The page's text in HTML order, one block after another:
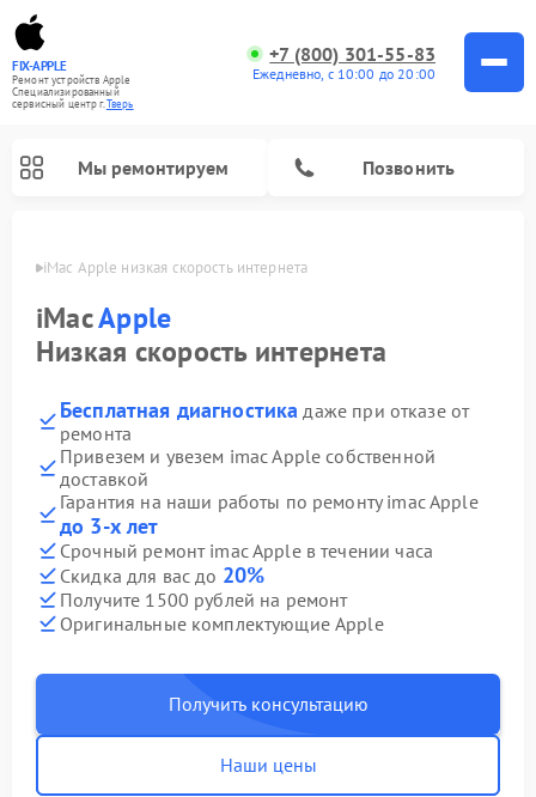
FIX-APPLE
Ремонт устройств Apple
Специализированный
cервисный центр г.Тверь
+7 (800) 301-55-83
Ежедневно, с 10:00 до 20:00
Мы ремонтируем Позвонить
iMac Apple низкая скорость интернета
iMacApple
Низкая скорость интернета
Бесплатная диагностика даже при отказе от
ремонта
Привезем и увезем imac Apple собственной
доставкой
Гарантия на наши работы по ремонту imac Apple
до 3-х лет
Срочный ремонт imac Apple в течении часа
Скидка для вас до 20%
Получите 1500 рублей на ремонт
Оригинальные комплектующие Apple
Получить консультацию
Наши цены